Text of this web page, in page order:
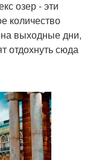
озер - эти
количество
выходные дни,
отдохнуть сюда